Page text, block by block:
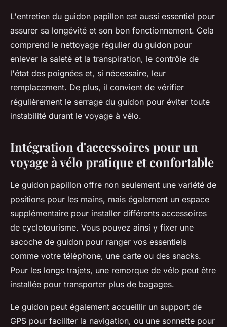
L'entretien du guidon papillon est aussi essentiel pour
assurer sa longévité et son bon fonctionnement. Cela
comprend le nettoyage régulier du guidon pour
enlever la saleté et la transpiration, le contrôle de
l'état des poignées et, si nécessaire, leur
remplacement. De plus, il convient de vérifier
régulièrement le serrage du guidon pour éviter toute
instabilité durant le voyage à vélo.
Intégration d'accessoires pour un
voyage à vélo pratique et confortable
Le guidon papillon offre non seulement une variété de
positions pour les mains, mais également un espace
supplémentaire pour installer différents accessoires
de cyclotourisme. Vous pouvez ainsi y fixer une
sacoche de guidon pour ranger vos essentiels
comme votre téléphone, une carte ou des snacks.
Pour les longs trajets, une remorque de vélo peut être
installée pour transporter plus de bagages.
Le guidon peut également accueillir un support de
GPS pour faciliter la navigation, ou une sonnette pour